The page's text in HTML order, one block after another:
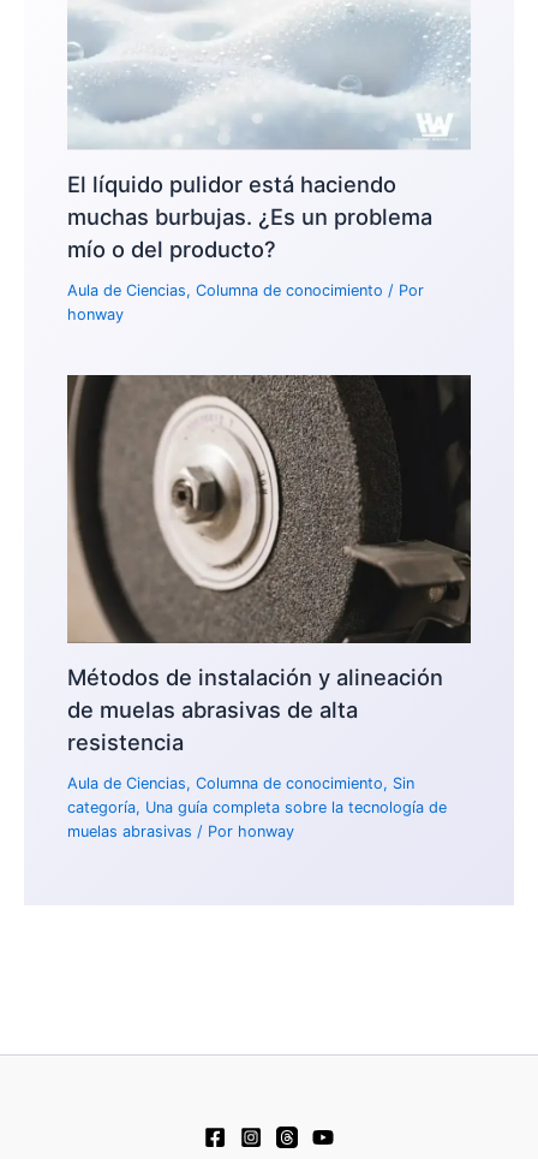
El líquido pulidor está haciendo
muchas burbujas. ¿Es un problema
mío o del producto?
Aula de Ciencias,Columna de conocimiento / Por
honway
Métodos de instalación y alineación
de muelas abrasivas de alta
resistencia
Aula de Ciencias,Columna de conocimiento, Sin
categoría, Una guía completa sobre la tecnología de
muelas abrasivas / Por honway